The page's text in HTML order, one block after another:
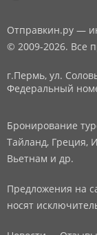
Отправкин.ру —
© 2009-2026. Все
г.Пермь, ул.
Федеральный
Бронирование
Тайланд, Греция,
Вьетнам и др.
Предложения на
носят